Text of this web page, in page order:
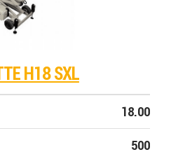
H18 SXL
18.00
500